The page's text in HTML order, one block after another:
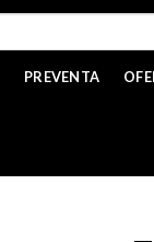
PREVENTA